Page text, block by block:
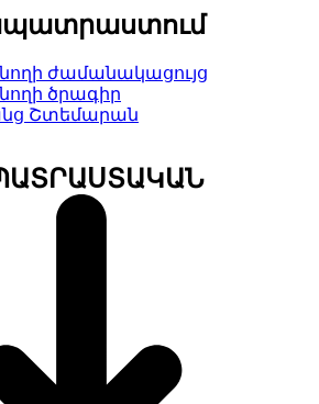
ժամանակացույց
ծրագիր
Շտեմարան